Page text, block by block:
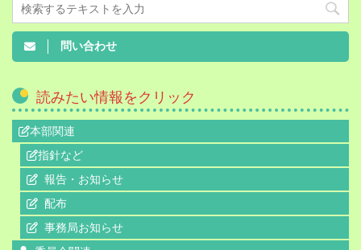
問い合わせ
読みたい情報をクリック
本部関連
指針など
報告・お知らせ
配布
事務局お知らせ